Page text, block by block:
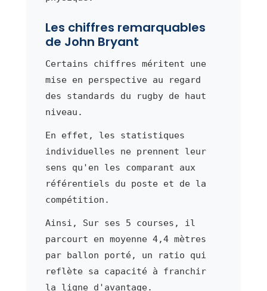
Les chiffres remarquables
de John Bryant
Certains chiffres méritent une
mise en perspective au regard
des standards du rugby de haut
niveau.
En effet, les statistiques
individuelles ne prennent leur
sens qu'en les comparant aux
référentiels du poste et de la
compétition.
Ainsi, Sur ses 5 courses, il
parcourt en moyenne 4,4 mètres
par ballon porté, un ratio qui
reflète sa capacité à franchir
la ligne d'avantage.